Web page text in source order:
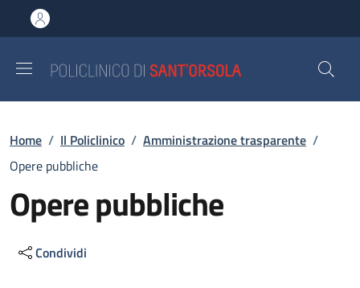
al contenuto principale
to footer content
Briciole di pane
Home / Il Policlinico / Amministrazione trasparente /
Opere pubbliche
Opere pubbliche
Condividi